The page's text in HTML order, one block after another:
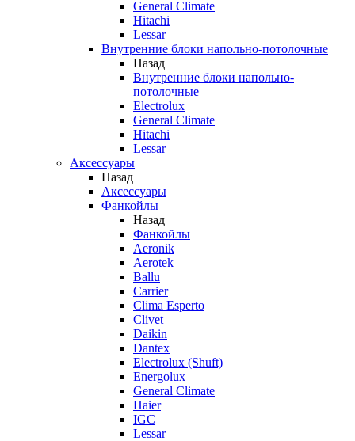
General Climate
Hitachi
Lessar
Внутренние блоки напольно-потолочные
Назад
Внутренние блоки напольно-
потолочные
Electrolux
General Climate
Hitachi
Lessar
Аксессуары
Назад
Аксессуары
Фанкойлы
Назад
Фанкойлы
Aeronik
Aerotek
Ballu
Carrier
Clima Esperto
Clivet
Daikin
Dantex
Electrolux (Shuft)
Energolux
General Climate
Haier
IGC
Lessar